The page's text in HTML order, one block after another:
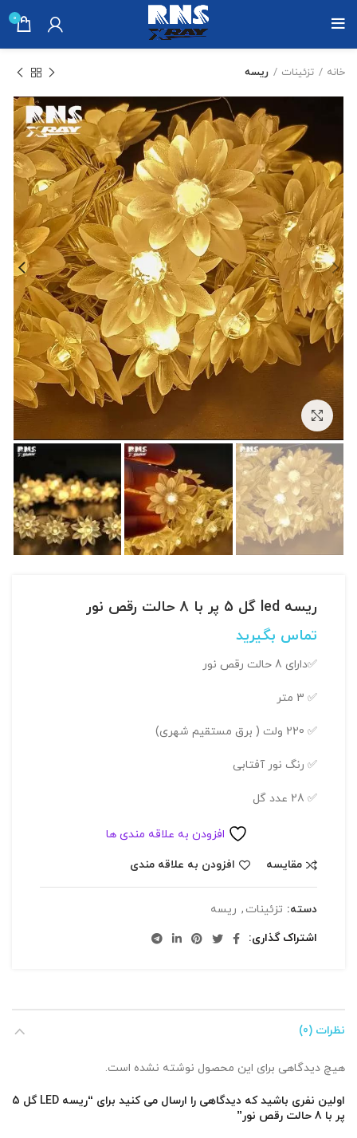
0
خانه تزئینات ریسه
ریسه led گل 5 پر با 8 حالت رقص نور
تماس بگیرید
✅دارای 8 حالت رقص نور
✅ 3 متر
✅ 220 ولت ( برق مستقیم شهری)
✅ رنگ نور آفتابی
✅ 28 عدد گل
افزودن به علاقه مندی ها
مقایسه
افزودن به علاقه مندی
دسته: تزئینات , ریسه
اشتراک گذاری
نظرات (0)
هیچ دیدگاهی برای این محصول نوشته نشده است.
اولین نفری باشید که دیدگاهی را ارسال می کنید برای “ریسه LED گل 5
پر با 8 حالت رقص نور”